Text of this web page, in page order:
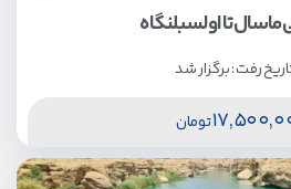
تا اولسبلنگاه
رفت :برگزار شد
تومان